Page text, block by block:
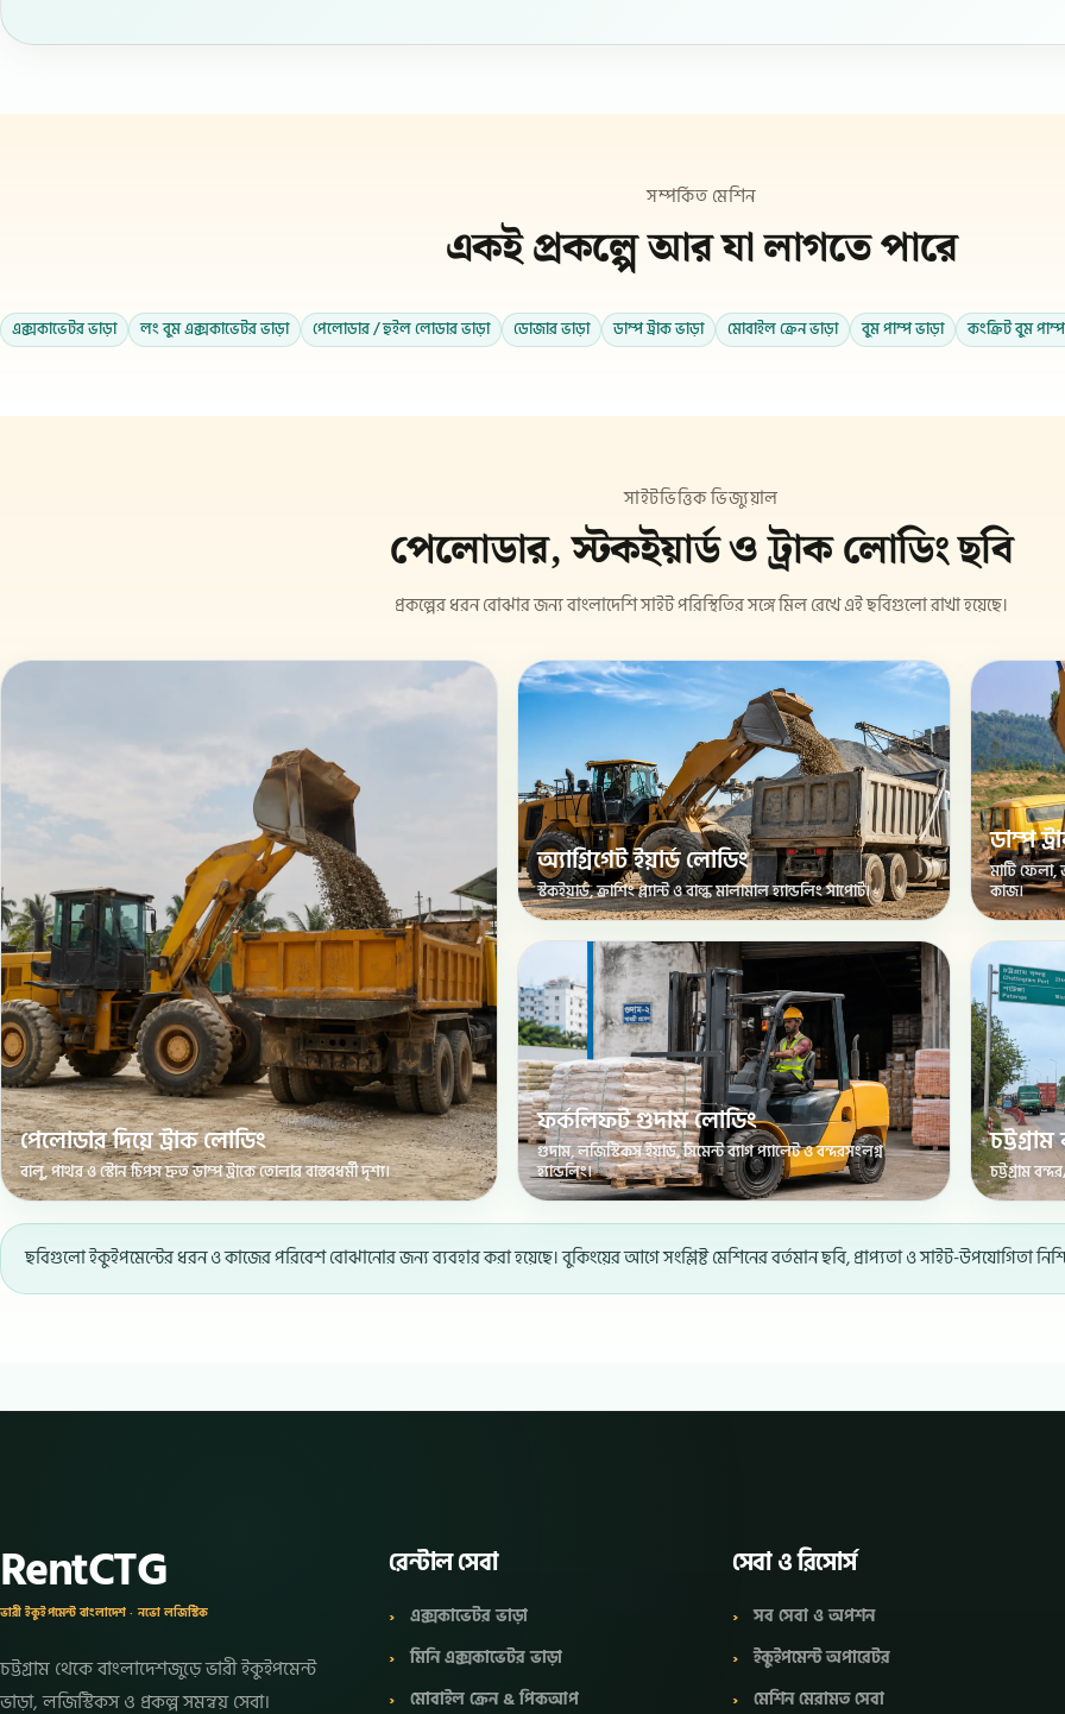
সম্পর্কিত মেশিন
একই প্রকল্পে আর যা লাগতে পারে
এক্সকাভেটর ভাড়া লং বুম এক্সকাভেটর ভাড়া পেলোডার / হুইল লোডার ভাড়া ডোজার ভাড়া ডাম্প ট্রাক ভাড়া মোবাইল ক্রেন ভাড়া বুম পাম্প ভাড়া কংক্রিট বুম
সাইটভিত্তিক ভিজ্যুয়াল
পেলোডার, স্টকইয়ার্ড ও ট্রাক লোডিং ছবি
প্রকল্পের ধরন বোঝার জন্য বাংলাদেশি সাইট পরিস্থিতির সঙ্গে মিল রেখে এই ছবিগুলো রাখা হয়েছে।
পেলোডার দিয়ে ট্রাক লোডিং
বালু, পাথর ও স্টোন চিপস দ্রুত ডাম্প ট্রাকে তোলার বাস্তবধর্মী দৃশ্য।
অ্যাগ্রিগেট ইয়ার্ড লোডিং
স্টকইয়ার্ড, ক্রাশিং প্ল্যান্ট ও বাল্ক মালামাল হ্যান্ডলিং সাপোর্ট।
ডাম্প
মাটি ফেলা,
কাজ।
ফর্কলিফট গুদাম লোডিং
গুদাম, লজিস্টিকস ইয়ার্ড, সিমেন্ট ব্যাগ প্যালেট ও বন্দরসংলগ্ন
হ্যান্ডলিং। চট্টগ্রাম
ছবিগুলো ইকুইপমেন্টের ধরন ও কাজের পরিবেশ বোঝানোর জন্য ব্যবহার করা হয়েছে। বুকিংয়ের আগে সংশ্লিষ্ট মেশিনের বর্তমান ছবি, প্রাপ্যতা ও সাইট-উপযোগিতা
RentCTG
ভারী ইকুইপমেন্ট বাংলাদেশ · নভো লজিস্টিক
চট্টগ্রাম থেকে বাংলাদেশজুড়ে ভারী ইকুইপমেন্ট
ভাড়া, লজিস্টিকস ও প্রকল্প সমন্বয় সেবা।
রেন্টাল সেবা
এক্সকাভেটর ভাড়া
মিনি এক্সকাভেটর ভাড়া
মোবাইল ক্রেন & পিকআপ
সেবা ও রিসোর্স
সব সেবা ও অপশন
ইকুইপমেন্ট অপারেটর
মেশিন মেরামত সেবা